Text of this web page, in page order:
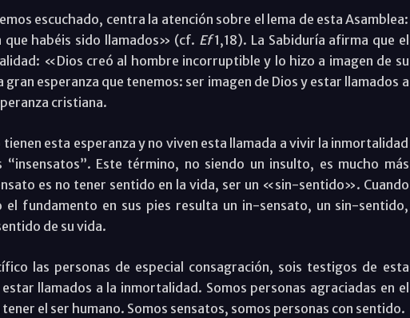
escuchado, centra la atención sobre el lema de esta Asamblea:
que habéis sido llamados» (cf. Ef1,18). La Sabiduría afirma que el
«Dios creó al hombre incorruptible y lo hizo a imagen de su
esperanza que tenemos: ser imagen de Dios y estar llamados a
cristiana.
esta esperanza y no viven esta llamada a vivir la inmortalidad
“insensatos”. Este término, no siendo un insulto, es mucho más
es no tener sentido en la vida, ser un «sin-sentido». Cuando
fundamento en sus pies resulta un in-sensato, un sin-sentido,
de su vida.
las personas de especial consagración, sois testigos de esta
llamados a la inmortalidad. Somos personas agraciadas en el
el ser humano. Somos sensatos, somos personas con sentido.